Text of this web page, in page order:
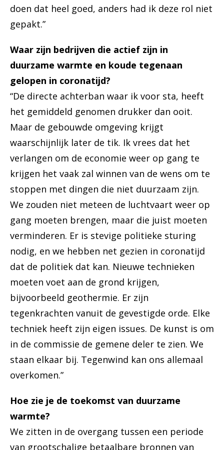
doen dat heel goed, anders had ik deze rol niet
gepakt.”
Waar zijn bedrijven die actief zijn in
duurzame warmte en koude tegenaan
gelopen in coronatijd?
“De directe achterban waar ik voor sta, heeft
het gemiddeld genomen drukker dan ooit.
Maar de gebouwde omgeving krijgt
waarschijnlijk later de tik. Ik vrees dat het
verlangen om de economie weer op gang te
krijgen het vaak zal winnen van de wens om te
stoppen met dingen die niet duurzaam zijn.
We zouden niet meteen de luchtvaart weer op
gang moeten brengen, maar die juist moeten
verminderen. Er is stevige politieke sturing
nodig, en we hebben net gezien in coronatijd
dat de politiek dat kan. Nieuwe technieken
moeten voet aan de grond krijgen,
bijvoorbeeld geothermie. Er zijn
tegenkrachten vanuit de gevestigde orde. Elke
techniek heeft zijn eigen issues. De kunst is om
in de commissie de gemene deler te zien. We
staan elkaar bij. Tegenwind kan ons allemaal
overkomen.”
Hoe zie je de toekomst van duurzame
warmte?
We zitten in de overgang tussen een periode
van grootschalige betaalbare bronnen van